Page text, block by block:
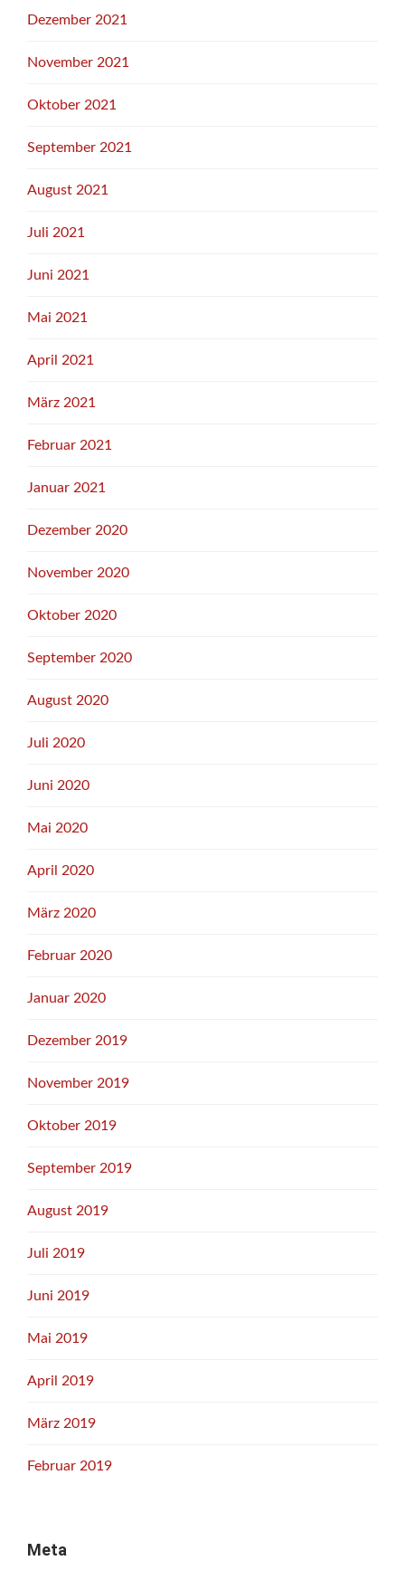
Dezember 2021
November 2021
Oktober 2021
September 2021
August 2021
Juli 2021
Juni 2021
Mai 2021
April 2021
März 2021
Februar 2021
Januar 2021
Dezember 2020
November 2020
Oktober 2020
September 2020
August 2020
Juli 2020
Juni 2020
Mai 2020
April 2020
März 2020
Februar 2020
Januar 2020
Dezember 2019
November 2019
Oktober 2019
September 2019
August 2019
Juli 2019
Juni 2019
Mai 2019
April 2019
März 2019
Februar 2019
Meta